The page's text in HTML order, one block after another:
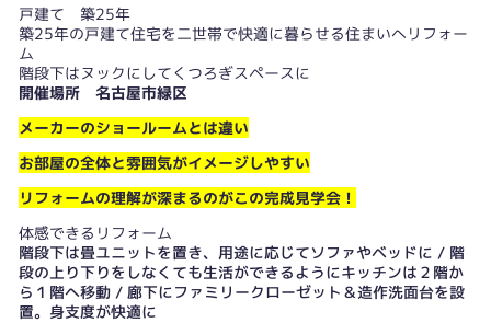
戸建て 築25年
築25年の戸建て住宅を二世帯で快適に暮らせる住まいへリフォー
ム
階段下はヌックにしてくつろぎスペースに
開催場所 名古屋市緑区
メーカーのショールームとは違い
お部屋の全体と雰囲気がイメージしやすい
リフォームの理解が深まるのがこの完成見学会！
体感できるリフォーム
階段下は畳ユニットを置き、用途に応じてソファやベッドに / 階
段の上り下りをしなくても生活ができるようにキッチンは２階か
ら１階へ移動 / 廊下にファミリークローゼット＆造作洗面台を設
置。身支度が快適に